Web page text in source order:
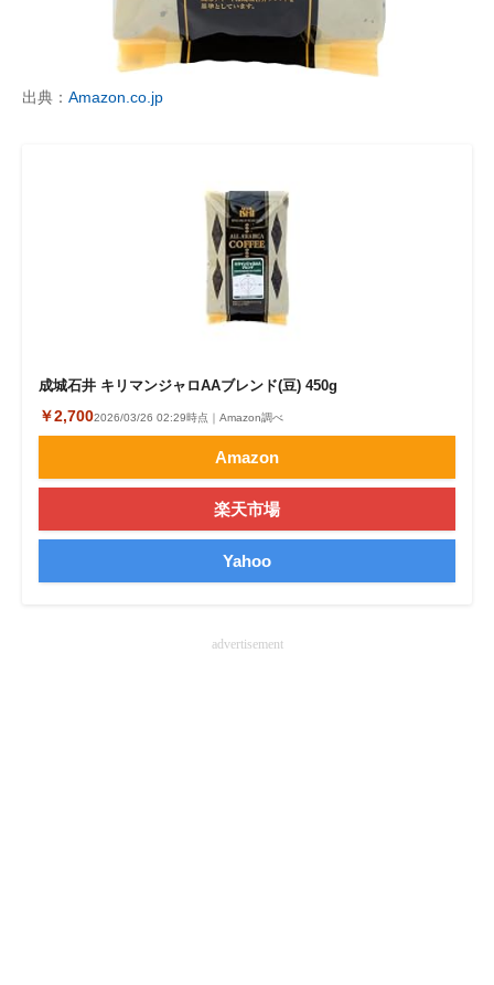
企業向けIT製品の総合サイト
エレクトロニクス専門サイト
エネルギーの専門メディア
ちょっと気になるネットの話題
出典： Amazon.co.jp
成城石井 キリマンジャロAAブレンド(豆) 450g
￥2,7002026/03/26 02:29時点｜Amazon調べ
Amazon
楽天市場
Yahoo
advertisement